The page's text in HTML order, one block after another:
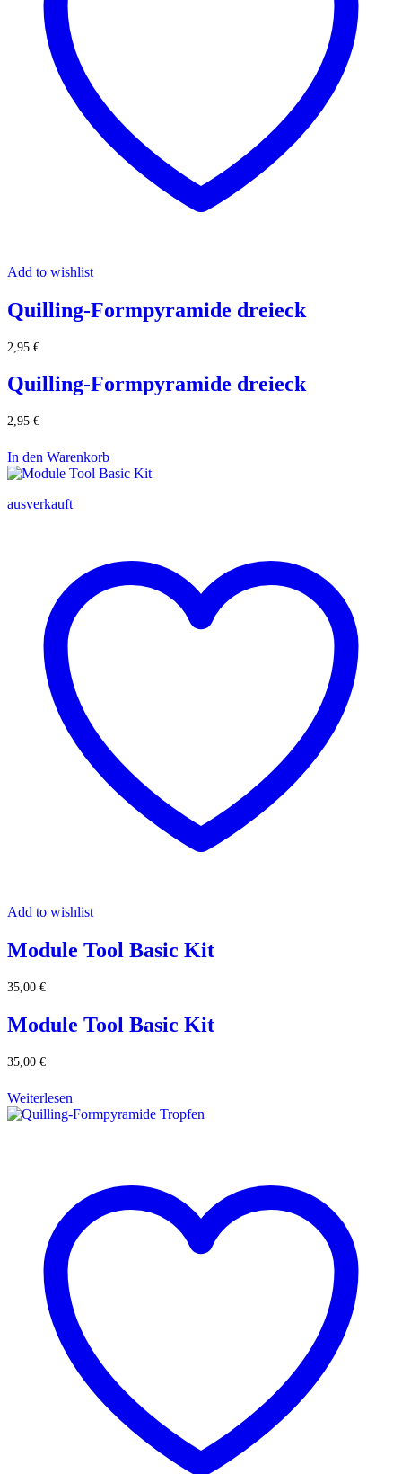
Add to wishlist
Quilling-Formpyramide dreieck
2,95 €
Quilling-Formpyramide dreieck
2,95 €
In den Warenkorb
ausverkauft
Add to wishlist
Module Tool Basic Kit
35,00 €
Module Tool Basic Kit
35,00 €
Weiterlesen